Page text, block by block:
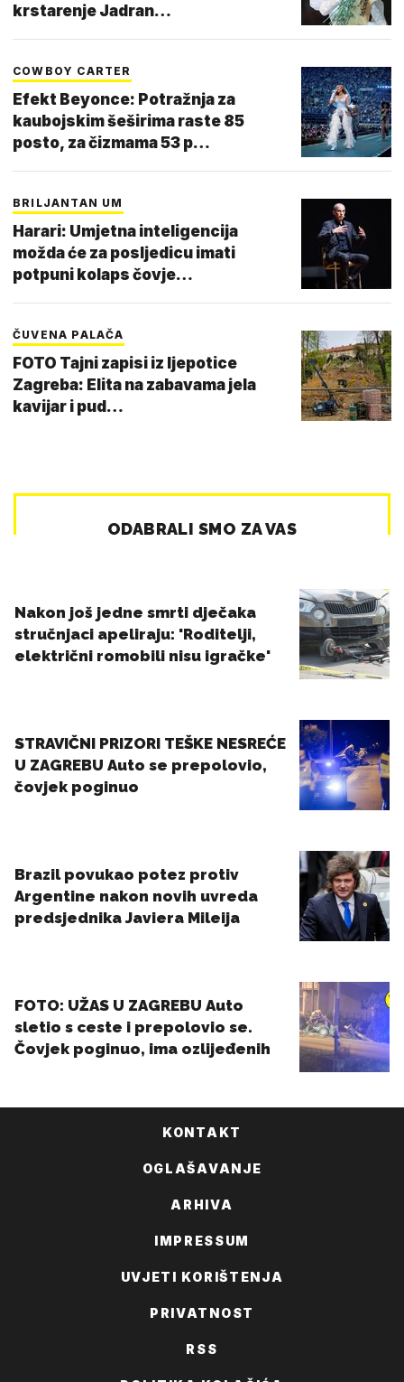
krstarenje Jadran…
COWBOY CARTER
Efekt Beyonce: Potražnja za
kaubojskim šeširima raste 85
posto, za čizmama 53 p…
BRILJANTAN UM
Harari: Umjetna inteligencija
možda će za posljedicu imati
potpuni kolaps čovje…
ČUVENA PALAČA
FOTO Tajni zapisi iz ljepotice
Zagreba: Elita na zabavama jela
kavijar i pud…
KONTAKT
OGLAŠAVANJE
ARHIVA
IMPRESSUM
UVJETI KORIŠTENJA
PRIVATNOST
RSS